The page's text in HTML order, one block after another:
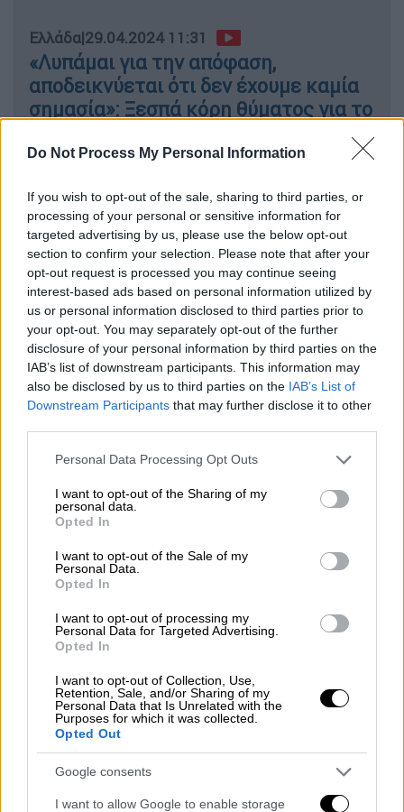
Do Not Process My Personal Information
If you wish to opt-out of the sale, sharing to third parties, or
processing of your personal or sensitive information for
targeted advertising by us, please use the below opt-out
section to confirm your selection. Please note that after your
opt-out request is processed you may continue seeing
interest-based ads based on personal information utilized by
us or personal information disclosed to third parties prior to
your opt-out. You may separately opt-out of the further
disclosure of your personal information by third parties on the
IAB’s list of downstream participants. This information may
also be disclosed by us to third parties on the IAB’s List of
Downstream Participants that may further disclose it to other
Please note that this website/app uses one or more Google
not limited to your visit or usage behaviour. You may click to
grant or deny consent to Google and its third-party tags to
use your data for below specified purposes in below Google
consent section.
Personal Data Processing Opt Outs
I want to opt-out of the Sharing of my
personal data.
Opted In
I want to opt-out of the Sale of my
Personal Data.
Opted In
I want to opt-out of processing my
Personal Data for Targeted Advertising.
Opted In
I want to opt-out of Collection, Use,
Retention, Sale, and/or Sharing of my
Personal Data that Is Unrelated with the
Purposes for which it was collected.
Opted Out
Google consents
I want to allow Google to enable storage
Ελλάδα|29.04.2024 11:31
«Λυπάμαι για την απόφαση,
αποδεικνύεται ότι δεν έχουμε καμία
σημασία»: Ξεσπά κόρη θύματος για το
Η απόφαση έγινε δεκτή μεφωνές,
χειροκροτήματαειρωνείας και «μπράβο-
μπράβο» από πολλούς κάτοικους.
Η ένταση κορυφώθηκε με την ανακοίνωση
της προέδρου για τη λύση τηςσυνεδρίασης
οπότε και απειλήθηκαν επεισόδια όταν
κάποιοι από τοακροατήριο κινήθηκαν προς
τους κατηγορουμένους και χρειάστηκε η
Σφοδρές αντιδράσεις από τους
κατοίκους
Οι αγορεύσεις των συνηγόρων υπεράσπισης
έξι κηρυχθεντων ενόχων
αναγνώριση ελαφρυντικών προκάλεσαν
σφοδρές αντιδράσεις στους κατοίκους του
Ματιού που βρίσκονταν στην αίθουσα.
«Το δικαστήριο σας αποτελεί
τους νεκρούς, τους ζωντανούς και την
αλήθεια» άρχισε να φωνάζει κάποιος από το
κοινό προκαλώνταςφωνές και ξέσπασμα
θυμού από άλλους, με αποτέλεσμα να
διακόψει την συνεδρίαση το δικαστήριο για
λίγη ώρα.